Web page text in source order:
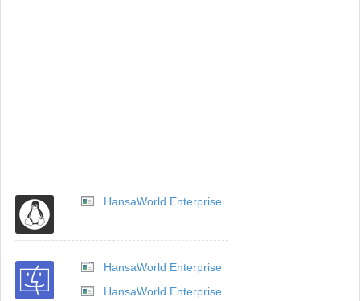
HansaWorld Enterprise
HansaWorld Enterprise
HansaWorld Enterprise